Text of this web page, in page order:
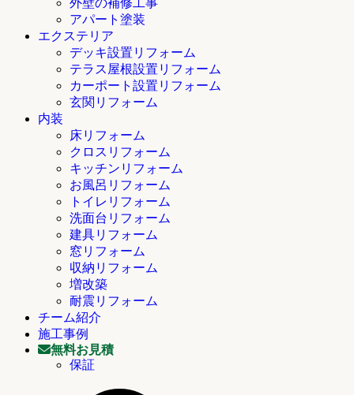
外壁の補修工事
アパート塗装
エクステリア
デッキ設置リフォーム
テラス屋根設置リフォーム
カーポート設置リフォーム
玄関リフォーム
内装
床リフォーム
クロスリフォーム
キッチンリフォーム
お風呂リフォーム
トイレリフォーム
洗面台リフォーム
建具リフォーム
窓リフォーム
収納リフォーム
増改築
耐震リフォーム
チーム紹介
施工事例
無料お見積
保証